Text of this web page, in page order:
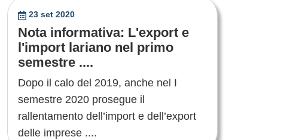
23 set 2020
Nota informativa: L'export e
l'import lariano nel primo
semestre ....
Dopo il calo del 2019, anche nel I
semestre 2020 prosegue il
rallentamento dell’import e dell’export
delle imprese ....